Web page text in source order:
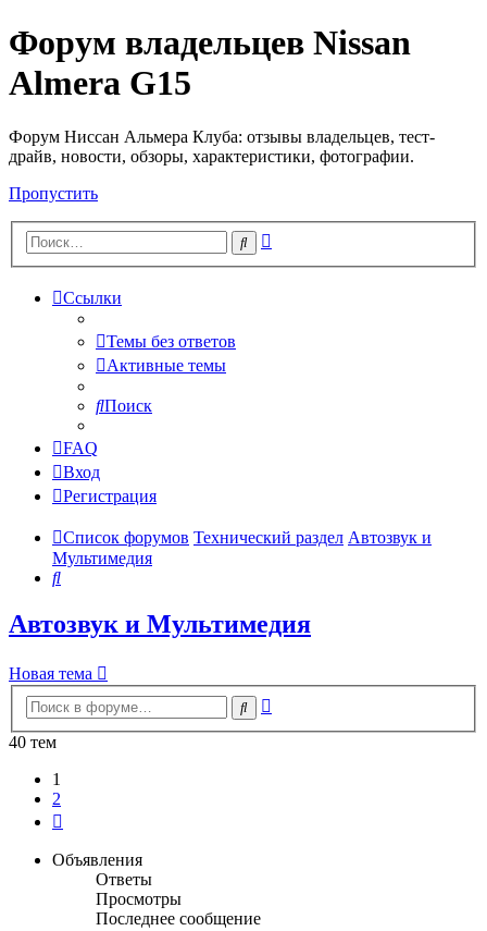
Форум владельцев Nissan
Almera G15
Форум Ниссан Альмера Клуба: отзывы владельцев, тест-
драйв, новости, обзоры, характеристики, фотографии.
Пропустить
Поиск
Ссылки
Темы без ответов
Активные темы
Поиск
FAQ
Вход
Регистрация
Список форумов Технический раздел Автозвук и
Мультимедия
Поиск
Автозвук и Мультимедия
Новая тема
Поиск
40 тем
1
2
Объявления
Ответы
Просмотры
Последнее сообщение